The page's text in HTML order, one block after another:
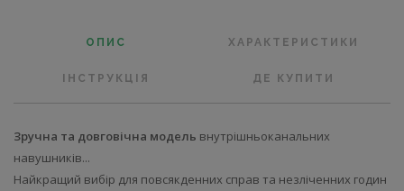
ОПИС ХАРАКТЕРИСТИКИ
ІНСТРУКЦІЯ ДЕ КУПИТИ
Зручна та довговічна модель внутрішньоканальних
навушників...
Найкращий вибір для повсякденних справ та незліченних годин